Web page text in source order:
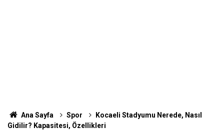
Ana Sayfa Spor
Kocaeli Stadyumu Nerede, Nasıl
Gidilir? Kapasitesi, Özellikleri